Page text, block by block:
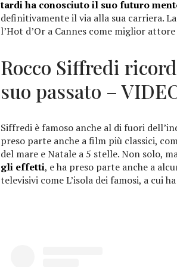
tardi ha conosciuto il suo futuro
definitivamente il via alla sua carriera.
l’Hot d’Or a Cannes come miglior
Rocco Siffredi
suo passato –
Siffredi è famoso anche al di fuori
preso parte anche a film più classici,
del mare e Natale a 5 stelle. Non solo,
gli effetti, e ha preso parte anche a
televisivi come L’isola dei famosi, a cui